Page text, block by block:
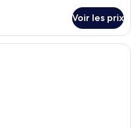
Voir les prix
Une chambre d’hôtel avec deux lits,